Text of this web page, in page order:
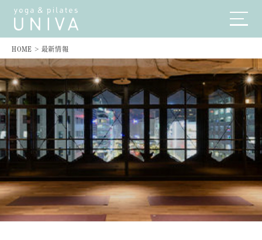
HOME > 最新情報